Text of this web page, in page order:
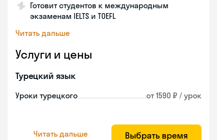
Готовит студентов к международным
экзаменам IELTS и TOEFL
Читать дальше
Услуги и цены
Турецкий язык
Уроки турецкого от 1590 ₽ / урок
Читать дальше Выбрать время